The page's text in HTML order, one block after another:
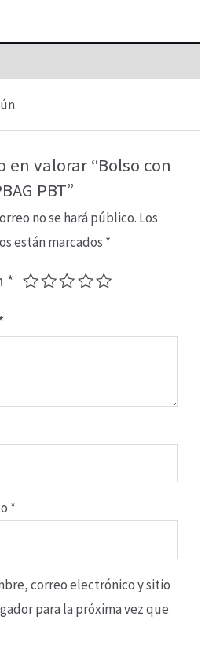
en valorar “Bolso con
PBT”
no se hará público. Los
están marcados *
*
*
correo electrónico y sitio
para la próxima vez que